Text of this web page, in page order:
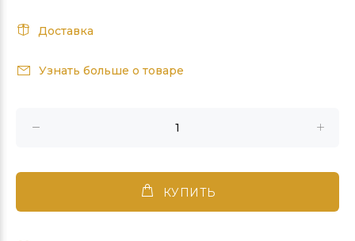
Доставка
Узнать больше о товаре
КУПИТЬ